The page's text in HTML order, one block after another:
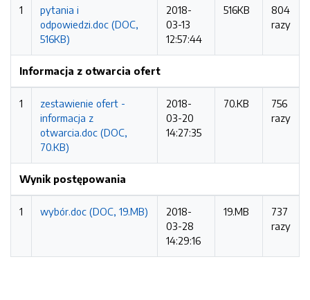
1
pytania i
odpowiedzi.doc (DOC,
516KB)
2018-
03-13
12:57:44
516KB
804
razy
Informacja z otwarcia ofert
1
zestawienie ofert -
informacja z
otwarcia.doc (DOC,
70.KB)
2018-
03-20
14:27:35
70.KB
756
razy
Wynik postępowania
1 wybór.doc (DOC, 19.MB)
2018-
03-28
14:29:16
19.MB
737
razy